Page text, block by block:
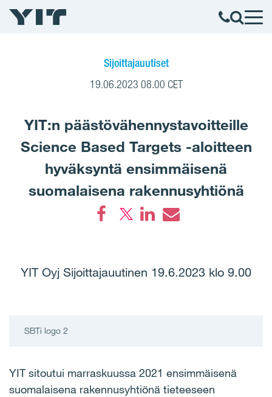
Sijoittajauutiset
19.06.2023 08.00 CET
YIT:n päästövähennystavoitteille
Science Based Targets -aloitteen
hyväksyntä ensimmäisenä
suomalaisena rakennusyhtiönä
YIT Oyj Sijoittajauutinen 19.6.2023 klo 9.00
SBTi logo 2
YIT sitoutui marraskuussa 2021 ensimmäisenä
suomalaisena rakennusyhtiönä tieteeseen